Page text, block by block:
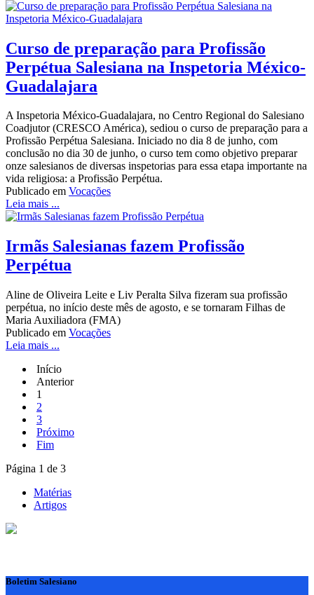
Curso de preparação para Profissão
Perpétua Salesiana na Inspetoria México-
Guadalajara
A Inspetoria México-Guadalajara, no Centro Regional do Salesiano
Coadjutor (CRESCO América), sediou o curso de preparação para a
Profissão Perpétua Salesiana. Iniciado no dia 8 de junho, com
conclusão no dia 30 de junho, o curso tem como objetivo preparar
onze salesianos de diversas inspetorias para essa etapa importante na
vida religiosa: a Profissão Perpétua.
Publicado em Vocações
Leia mais ...
Irmãs Salesianas fazem Profissão
Perpétua
Aline de Oliveira Leite e Liv Peralta Silva fizeram sua profissão
perpétua, no início deste mês de agosto, e se tornaram Filhas de
Maria Auxiliadora (FMA)
Publicado em Vocações
Leia mais ...
Início
Anterior
1
2
3
Próximo
Fim
Página 1 de 3
Matérias
Artigos
Boletim Salesiano